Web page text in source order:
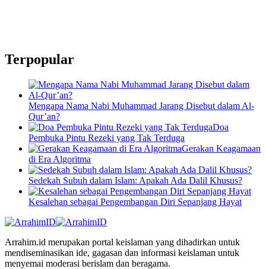
Terpopular
Mengapa Nama Nabi Muhammad Jarang Disebut dalam Al-
Qur’an?
Doa
Pembuka Pintu Rezeki yang Tak Terduga
Gerakan Keagamaan
di Era Algoritma
Sedekah Subuh dalam Islam: Apakah Ada Dalil Khusus?
Kesalehan sebagai Pengembangan Diri Sepanjang Hayat
Arrahim.id merupakan portal keislaman yang dihadirkan untuk
mendiseminasikan ide, gagasan dan informasi keislaman untuk
menyemai moderasi berislam dan beragama.